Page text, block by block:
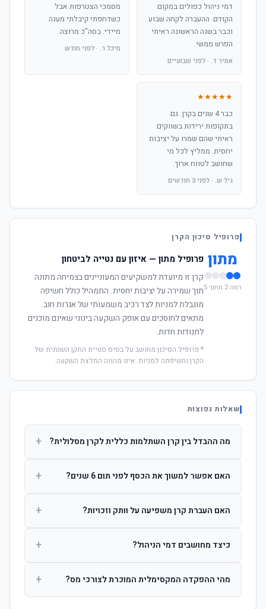
דמי ניהול כפולים במקום
הקודם. ההעברה לקחה שבוע
וכבר בשנה הראשונה ראיתי
הפרש ממשי.
אמיר ד. · לפני שבועיים
מסמכי הצטרפות אבל
כשדחפתי קיבלתי מענה
מיידי. בסה"כ מרוצה.
מיכל ר. · לפני חודש
★★★★★
כבר 4 שנים בקרן. גם
בתקופות ירידות בשווקים
ראיתי שהם שמרו על יציבות
יחסית. ממליץ לכל מי
שחושב לטווח ארוך.
גיל ש. · לפני 3 חודשים
פרופיל סיכון הקרן
מתון
רמה 2 מתוך 5
פרופיל מתון — איזון עם נטייה לביטחון
קרן זו מיועדת למשקיעים המעוניינים בצמיחה מתונה
תוך שמירה על יציבות יחסית. התמהיל כולל חשיפה
מוגבלת למניות לצד רכיב משמעותי של אגרות חוב.
מתאים לחוסכים עם אופק השקעה בינוני שאינם מוכנים
לתנודות חדות.
* פרופיל הסיכון מחושב על בסיס סטיית התקן השנתית של
הקרן וחשיפתה למניות. אינו מהווה המלצת השקעה.
שאלות נפוצות
מה ההבדל בין קרן השתלמות כללית לקרן מסלולית? +
ההשקעות. קרן מסלולית עוקבת אחרי מדד ספציפי ומאפשרת
האם אפשר למשוך את הכסף לפני תום 6 שנים? +
הרווחים. לאחר 6 שנים ניתן למשוך פטור ממס עד לתקרה
האם העברת קרן משפיעה על וותק וזכויות? +
החברות. הוותק ממשיך להיספר מיום ההפקדה הראשונה.
כיצד מחושבים דמי הניהול? +
ומתן על שיעורם בעת הצטרפות.
מהי ההפקדה המקסימלית המוכרת לצורכי מס? +